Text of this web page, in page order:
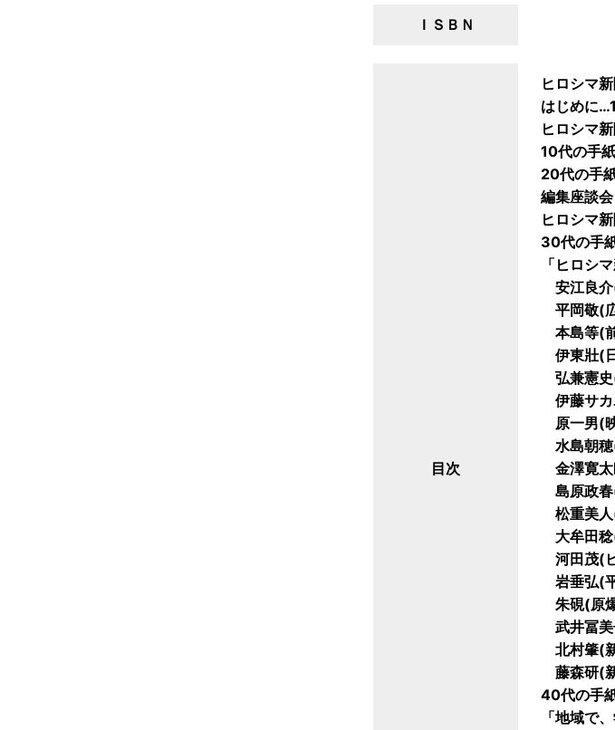
ＩＳＢＮ
目次
ヒロシマ
はじめに
ヒロシマ
10代の手
20代の手
編集座談
ヒロシマ
30代の手
「ヒロシ
安江良
平岡敬(
本島等(
伊東壯(
弘兼憲
伊藤サ
原一男(
水島朝
金澤寛
島原政
松重美
大牟田稔
河田茂(
岩垂弘(
朱硯(原
武井冨
北村肇(
藤森研(
40代の手
「地域で